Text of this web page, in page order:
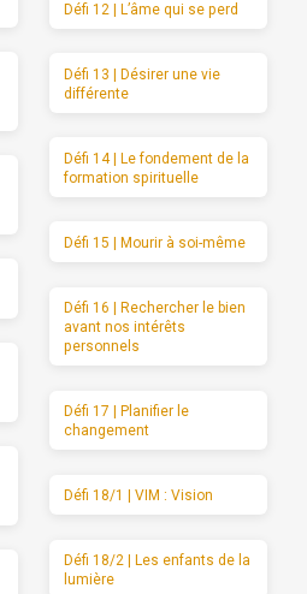
Défi 12 | L’âme qui se perd
Défi 13 | Désirer une vie
différente
Défi 14 | Le fondement de la
formation spirituelle
Défi 15 | Mourir à soi-même
Défi 16 | Rechercher le bien
avant nos intérêts
personnels
Défi 17 | Planifier le
changement
Défi 18/1 | VIM : Vision
Défi 18/2 | Les enfants de la
lumière